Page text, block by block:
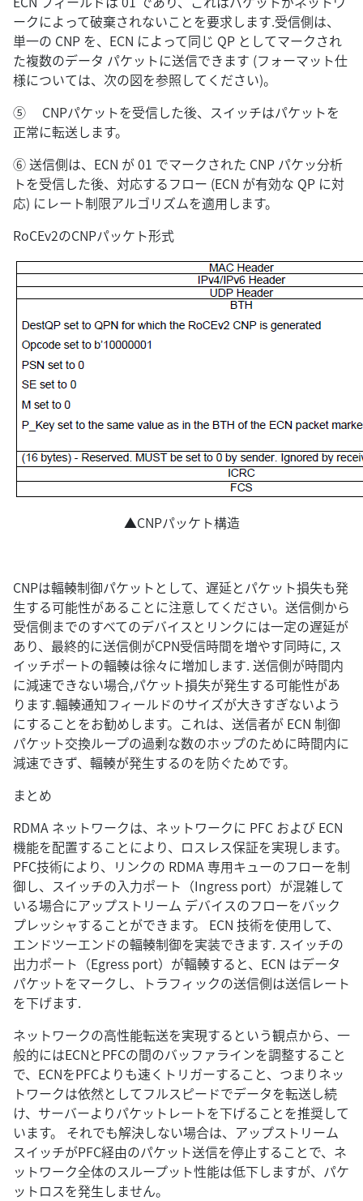
ークによって破棄されないことを要求します.受信側は、
単一の CNP を、ECN によって同じ QP としてマークされ
た複数のデータ パケットに送信できます (フォーマット仕
様については、次の図を参照してください)。
⑤ CNPパケットを受信した後、スイッチはパケットを
正常に転送します。
⑥ 送信側は、ECN が 01 でマークされた CNP パケッ分析
トを受信した後、対応するフロー (ECN が有効な QP に対
応) にレート制限アルゴリズムを適用します。
RoCEv2のCNPパッケト形式
▲CNPパッケト構造
CNPは輻輳制御パケットとして、遅延とパケット損失も発
生する可能性があることに注意してください。送信側から
受信側までのすべてのデバイスとリンクには一定の遅延が
あり、最終的に送信側がCPN受信時間を増やす同時に, ス
イッチポートの輻輳は徐々に増加します. 送信側が時間内
に減速できない場合,パケット損失が発生する可能性があ
ります.輻輳通知フィールドのサイズが大きすぎないよう
にすることをお勧めします。これは、送信者が ECN 制御
パケット交換ループの過剰な数のホップのために時間内に
減速できず、輻輳が発生するのを防ぐためです。
まとめ
RDMA ネットワークは、ネットワークに PFC および ECN
機能を配置することにより、ロスレス保証を実現します。
PFC技術により、リンクの RDMA 専用キューのフローを制
御し、スイッチの入力ポート（Ingress port）が混雑して
いる場合にアップストリーム デバイスのフローをバック
プレッシャすることができます。 ECN 技術を使用して、
エンドツーエンドの輻輳制御を実装できます. スイッチの
出力ポート（Egress port）が輻輳すると、ECN はデータ
パケットをマークし、トラフィックの送信側は送信レート
を下げます.
ネットワークの高性能転送を実現するという観点から、一
般的にはECNとPFCの間のバッファラインを調整すること
で、ECNをPFCよりも速くトリガーすること、つまりネッ
トワークは依然としてフルスピードでデータを転送し続
け、サーバーよりパケットレートを下げることを推奨して
います。 それでも解決しない場合は、アップストリーム
スイッチがPFC経由のパケット送信を停止することで、ネ
ットワーク全体のスループット性能は低下しますが、パケ
ットロスを発生しません。